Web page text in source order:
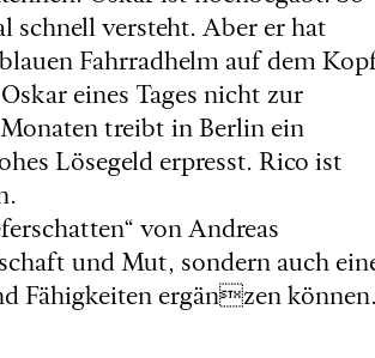
schnell versteht. Aber er hat
Fahrradhelm auf dem
eines Tages nicht zur
treibt in Berlin ein
Lösegeld erpresst. Rico ist
von Andreas
und Mut, sondern auch
Fähigkeiten ergänzen können.